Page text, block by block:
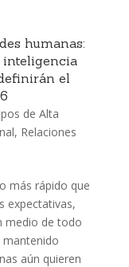
humanas:
inteligencia
el
de Alta
, Relaciones
más rápido que
expectativas,
medio de todo
mantenido
aún quieren